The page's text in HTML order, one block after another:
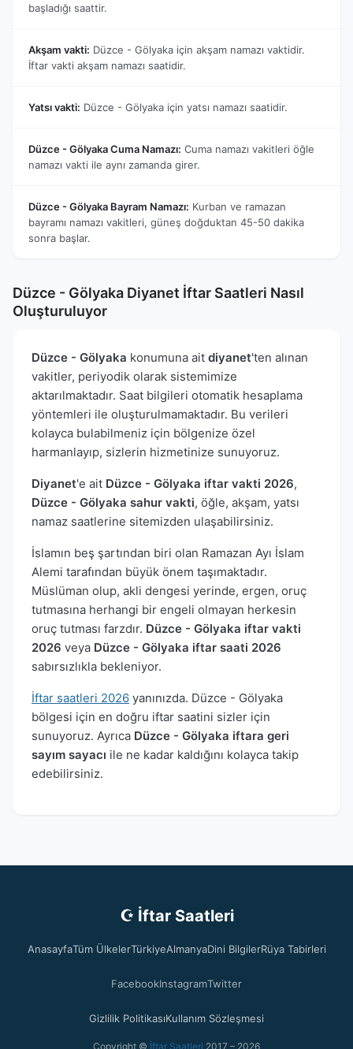
başladığı saattir.
Akşam vakti: Düzce - Gölyaka için akşam namazı vaktidir.
İftar vakti akşam namazı saatidir.
Yatsı vakti: Düzce - Gölyaka için yatsı namazı saatidir.
Düzce - Gölyaka Cuma Namazı: Cuma namazı vakitleri öğle
namazı vakti ile aynı zamanda girer.
Düzce - Gölyaka Bayram Namazı: Kurban ve ramazan
bayramı namazı vakitleri, güneş doğduktan 45-50 dakika
sonra başlar.
Düzce - Gölyaka Diyanet İftar Saatleri Nasıl
Oluşturuluyor
Düzce - Gölyaka konumuna ait diyanet'ten alınan
vakitler, periyodik olarak sistemimize
aktarılmaktadır. Saat bilgileri otomatik hesaplama
yöntemleri ile oluşturulmamaktadır. Bu verileri
kolayca bulabilmeniz için bölgenize özel
harmanlayıp, sizlerin hizmetinize sunuyoruz.
Diyanet'e ait Düzce - Gölyaka iftar vakti 2026,
Düzce - Gölyaka sahur vakti, öğle, akşam, yatsı
namaz saatlerine sitemizden ulaşabilirsiniz.
İslamın beş şartından biri olan Ramazan Ayı İslam
Alemi tarafından büyük önem taşımaktadır.
Müslüman olup, akli dengesi yerinde, ergen, oruç
tutmasına herhangi bir engeli olmayan herkesin
oruç tutması farzdır. Düzce - Gölyaka iftar vakti
2026 veya Düzce - Gölyaka iftar saati 2026
sabırsızlıkla bekleniyor.
İftar saatleri 2026 yanınızda. Düzce - Gölyaka
bölgesi için en doğru iftar saatini sizler için
sunuyoruz. Ayrıca Düzce - Gölyaka iftara geri
sayım sayacı ile ne kadar kaldığını kolayca takip
edebilirsiniz.
☪ İftar Saatleri
AnasayfaTüm ÜlkelerTürkiyeAlmanyaDini BilgilerRüya Tabirleri
FacebookInstagramTwitter
Gizlilik PolitikasıKullanım Sözleşmesi
Copyright © İftar Saatleri 2017 – 2026